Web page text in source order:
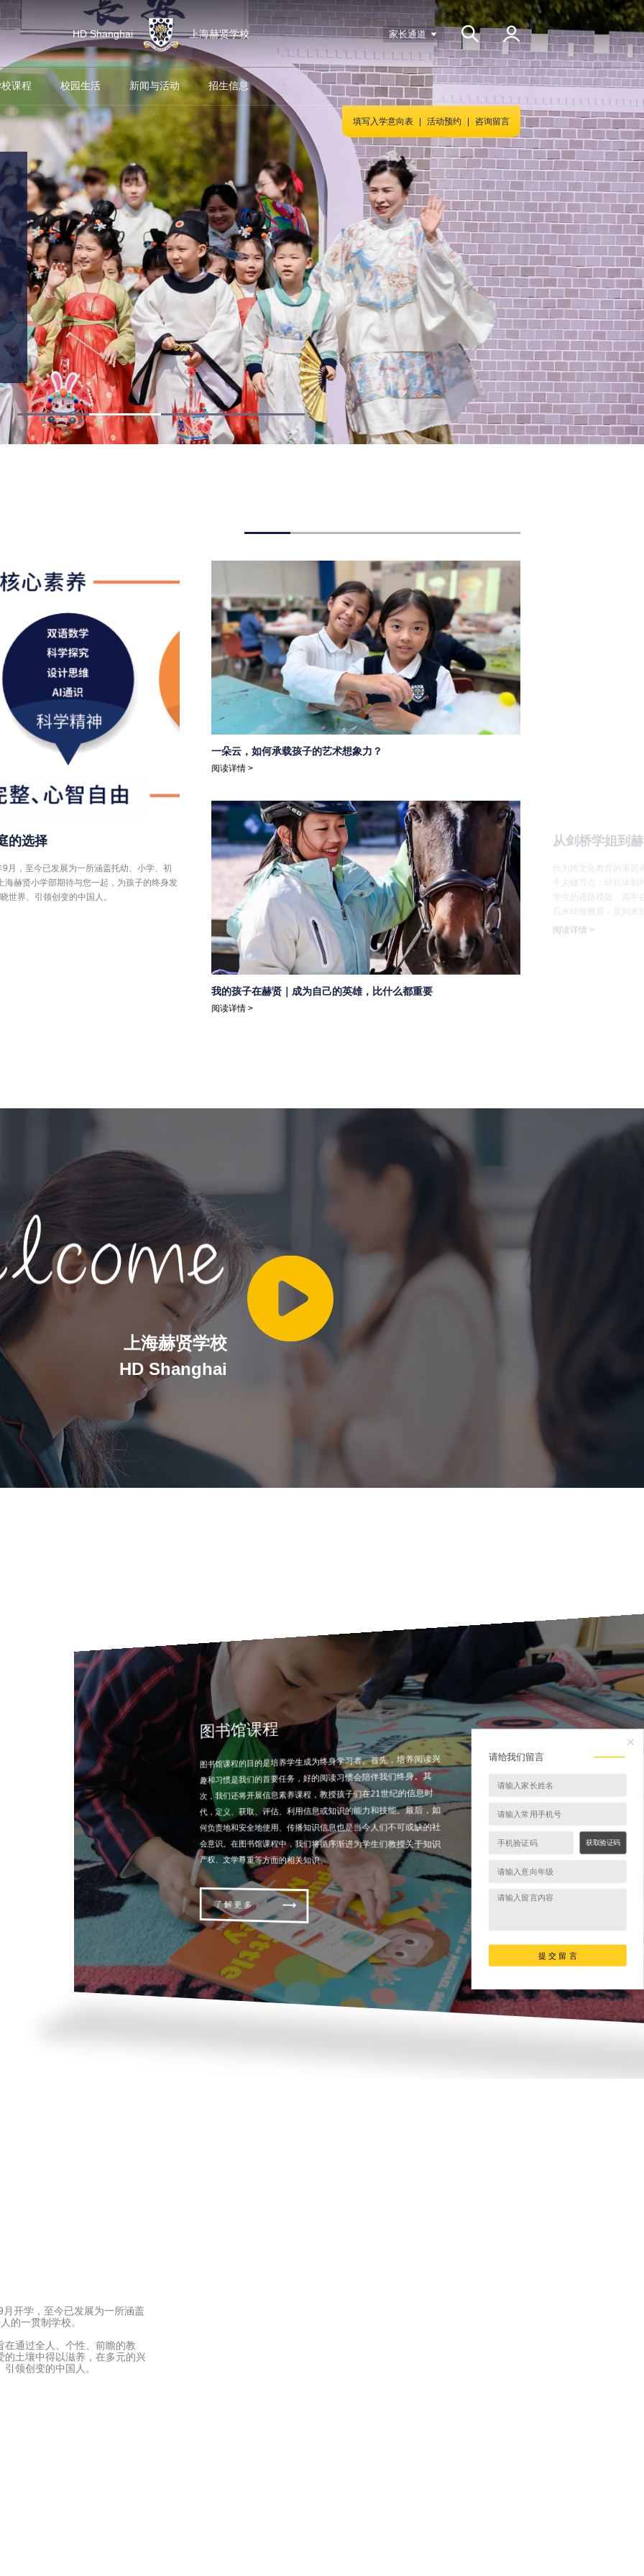
家长通道
HD Shanghai 上海赫贤学校
课程 校园生活 新闻与活动 招生信息
填写入学意向表 活动预约 咨询留言
的选择
月，至今已发展为一所涵盖托幼、小学、初
世界、引领创变的中国人。
一朵云，如何承载孩子的艺术想象力？
阅读详情 >
我的孩子在赫贤｜成为自己的英雄，比什么都重要
阅读详情 >
从剑桥学姐到
作为跨文化教育的亲历
个关键节点：转轨体制
学生的通路模版：高
后来转做教育，直到来
阅读详情 >
上海赫贤学校
HD Shanghai
图书馆课程
图书馆课程的目的是培养学生成为终身学习者。首先，培养阅读兴
趣和习惯是我们的首要任务，好的阅读习惯会陪伴我们终身。其
次，我们还将开展信息素养课程，教授孩子们在21世纪的信息时
代，定义、获取、评估、利用信息或知识的能力和技能。最后，如
何负责地和安全地使用、传播知识信息也是当今人们不可或缺的社
会意识。在图书馆课程中，我们将循序渐进为学生们教授关于知识
产权、文学尊重等方面的相关知识。
了 解 更 多
开学，至今已发展为一所涵盖
的一贯制学校。
通过全人、个性、前瞻的教
土壤中得以滋养，在多元的兴
领创变的中国人。
请给我们留言
获取验证码
提 交 留 言